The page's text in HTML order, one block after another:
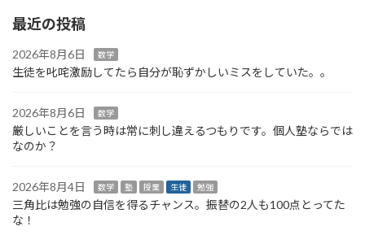
最近の投稿
2026年8月6日 数学
生徒を叱咤激励してたら自分が恥ずかしいミスをしていた。。
2026年8月6日 数学
厳しいことを言う時は常に刺し違えるつもりです。個人塾ならでは
なのか？
2026年8月4日 数学 塾 授業 生徒 勉強
三角比は勉強の自信を得るチャンス。振替の2人も100点とってた
な！